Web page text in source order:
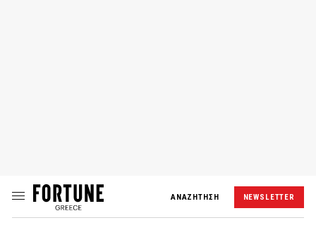
ΑΝΑΖΗΤΗΣΗ NEWSLETTER